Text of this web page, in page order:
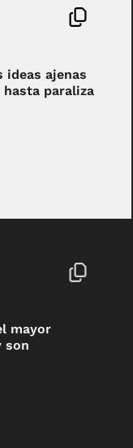
ideas ajenas
paraliza
mayor
son